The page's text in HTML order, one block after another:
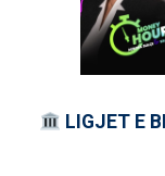
LIGJET E